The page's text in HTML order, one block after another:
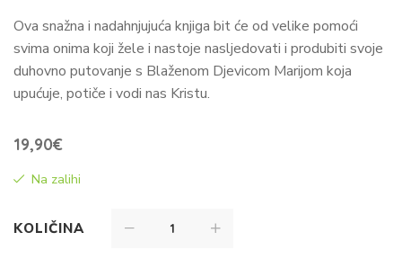
Ova snažna i nadahnjujuća knjiga bit će od velike pomoći
svima onima koji žele i nastoje nasljedovati i produbiti svoje
duhovno putovanje s Blaženom Djevicom Marijom koja
upućuje, potiče i vodi nas Kristu.
19,90€
Na zalihi
KOLIČINA